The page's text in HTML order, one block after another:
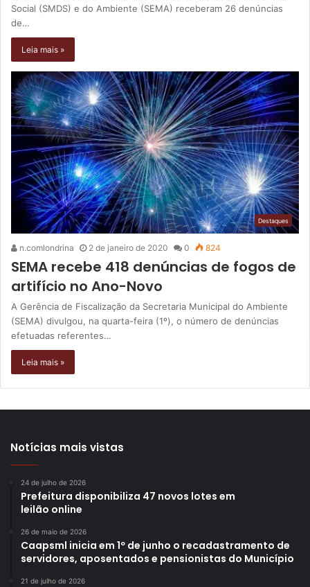
Social (SMDS) e do Ambiente (SEMA) receberam 26 denúncias
de…
Leia mais »
Destaques
n.comlondrina 2 de janeiro de 2020 0 824
SEMA recebe 418 denúncias de fogos de
artifício no Ano-Novo
A Gerência de Fiscalização da Secretaria Municipal do Ambiente
(SEMA) divulgou, na quarta-feira (1º), o número de denúncias
efetuadas referentes…
Leia mais »
Notícias mais vistas
24 de julho de 2026
Prefeitura disponibiliza 47 novos lotes em
leilão online
26 de maio de 2026
Caapsml inicia em 1º de junho o recadastramento de
servidores, aposentados e pensionistas do Município
21 de julho de 2026